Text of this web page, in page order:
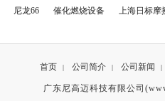
尼龙66 催化燃烧设备 上海日标摩
首页 | 公司简介 | 公司新闻 |
广东尼高迈科技有限公司